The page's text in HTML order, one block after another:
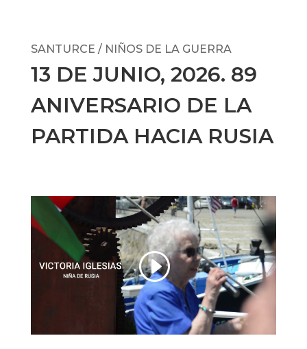
SANTURCE / NIÑOS DE LA GUERRA
13 DE JUNIO, 2026. 89
ANIVERSARIO DE LA
PARTIDA HACIA RUSIA